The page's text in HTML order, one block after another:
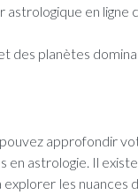
en
des planètes
approfondir
astrologie. Il
les nuances